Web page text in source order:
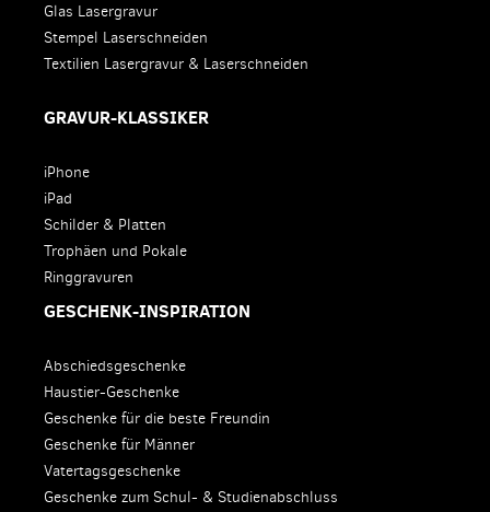
Glas Lasergravur
Stempel Laserschneiden
Textilien Lasergravur & Laserschneiden
GRAVUR-KLASSIKER
iPhone
iPad
Schilder & Platten
Trophäen und Pokale
Ringgravuren
GESCHENK-INSPIRATION
Abschiedsgeschenke
Haustier-Geschenke
Geschenke für die beste Freundin
Geschenke für Männer
Vatertagsgeschenke
Geschenke zum Schul- & Studienabschluss